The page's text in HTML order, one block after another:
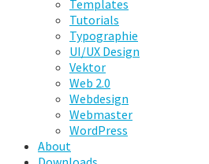
Templates
Tutorials
Typographie
UI/UX Design
Vektor
Web 2.0
Webdesign
Webmaster
WordPress
About